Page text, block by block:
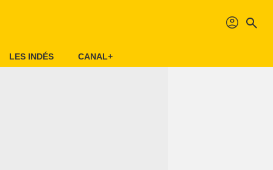
profil search
LES INDÉS CANAL+